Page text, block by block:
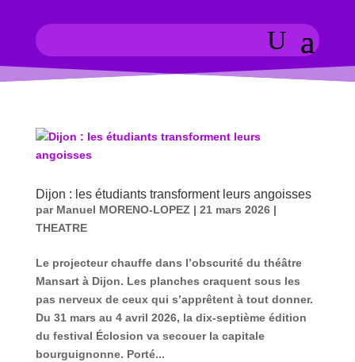
Dijon : les étudiants transforment leurs angoisses
par Manuel MORENO-LOPEZ| 21 mars 2026|
THEATRE
Le projecteur chauffe dans l’obscurité du théâtre
Mansart à Dijon. Les planches craquent sous les
pas nerveux de ceux qui s’apprêtent à tout donner.
Du 31 mars au 4 avril 2026, la dix-septième édition
du festival Éclosion va secouer la capitale
bourguignonne. Porté...